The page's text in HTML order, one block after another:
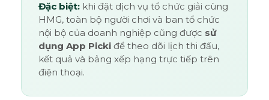
Đặc biệt: khi đặt dịch vụ tổ chức giải cùng
HMG, toàn bộ người chơi và ban tổ chức
nội bộ của doanh nghiệp cũng được sử
dụng App Picki để theo dõi lịch thi đấu,
kết quả và bảng xếp hạng trực tiếp trên
điện thoại.